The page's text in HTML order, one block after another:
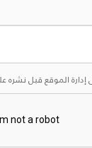
الموقع قبل نشره